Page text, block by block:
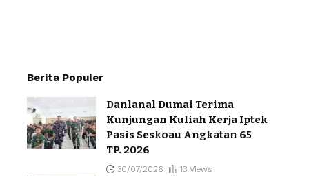
Berita Populer
Danlanal Dumai Terima
Kunjungan Kuliah Kerja Iptek
Pasis Seskoau Angkatan 65
TP. 2026
30/07/2026 13 Views